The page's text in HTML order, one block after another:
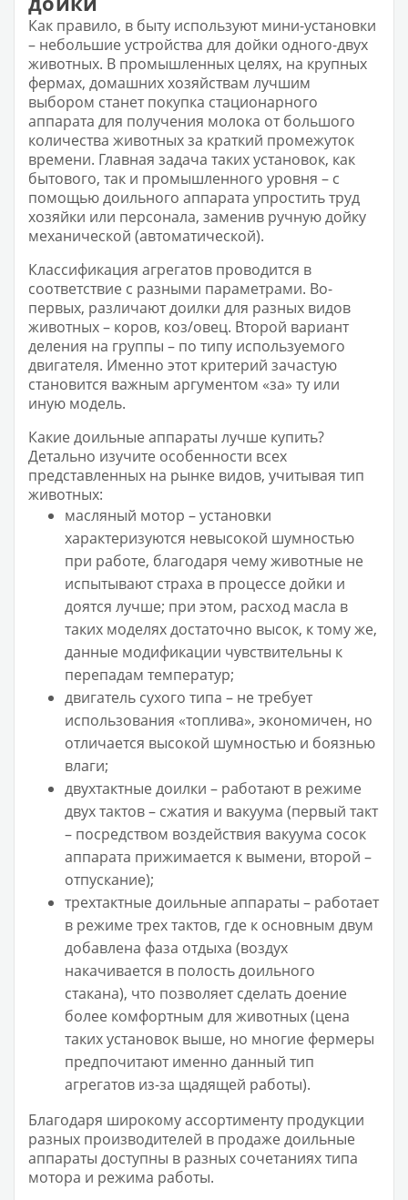
Как правило, в быту используют мини-установки
– небольшие устройства для дойки одного-двух
животных. В промышленных целях, на крупных
фермах, домашних хозяйствам лучшим
выбором станет покупка стационарного
аппарата для получения молока от большого
количества животных за краткий промежуток
времени. Главная задача таких установок, как
бытового, так и промышленного уровня – с
помощью доильного аппарата упростить труд
хозяйки или персонала, заменив ручную дойку
механической (автоматической).
Классификация агрегатов проводится в
соответствие с разными параметрами. Во-
первых, различают доилки для разных видов
животных – коров, коз/овец. Второй вариант
деления на группы – по типу используемого
двигателя. Именно этот критерий зачастую
становится важным аргументом «за» ту или
иную модель.
Какие доильные аппараты лучше купить?
Детально изучите особенности всех
представленных на рынке видов, учитывая тип
животных:
масляный мотор – установки
характеризуются невысокой шумностью
при работе, благодаря чему животные не
испытывают страха в процессе дойки и
доятся лучше; при этом, расход масла в
таких моделях достаточно высок, к тому же,
данные модификации чувствительны к
перепадам температур;
двигатель сухого типа – не требует
использования «топлива», экономичен, но
отличается высокой шумностью и боязнью
влаги;
двухтактные доилки – работают в режиме
двух тактов – сжатия и вакуума (первый такт
– посредством воздействия вакуума сосок
аппарата прижимается к вымени, второй –
отпускание);
трехтактные доильные аппараты – работает
в режиме трех тактов, где к основным двум
добавлена фаза отдыха (воздух
накачивается в полость доильного
стакана), что позволяет сделать доение
более комфортным для животных (цена
таких установок выше, но многие фермеры
предпочитают именно данный тип
агрегатов из-за щадящей работы).
Благодаря широкому ассортименту продукции
разных производителей в продаже доильные
аппараты доступны в разных сочетаниях типа
мотора и режима работы.